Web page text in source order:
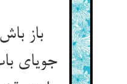
باز
جویای